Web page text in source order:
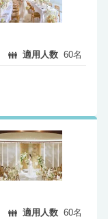
適用人数 60名
適用人数 60名